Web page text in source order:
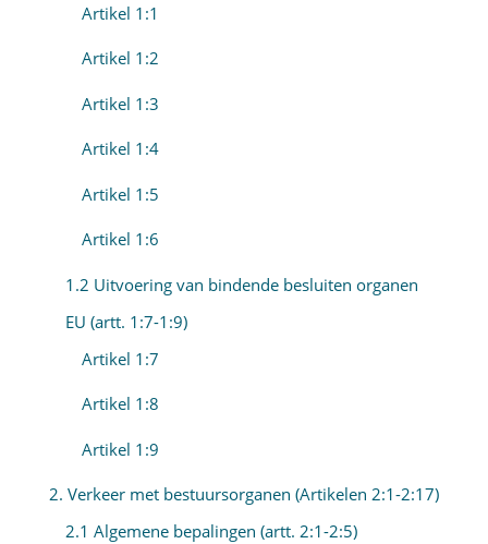
Artikel 1:1
Artikel 1:2
Artikel 1:3
Artikel 1:4
Artikel 1:5
Artikel 1:6
1.2 Uitvoering van bindende besluiten organen
EU (artt. 1:7-1:9)
Artikel 1:7
Artikel 1:8
Artikel 1:9
2. Verkeer met bestuursorganen (Artikelen 2:1-2:17)
2.1 Algemene bepalingen (artt. 2:1-2:5)